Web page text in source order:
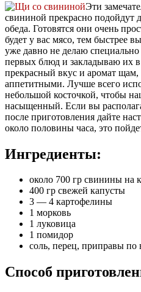
Эти
свининой прекрасно подойдут
обеда. Готовятся они очень
будет у вас мясо, тем быстрее
уже давно не делаю
первых блюд и закладываю их
прекрасный вкус и аромат
аппетитными. Лучше всего
небольшой косточкой, чтобы
насыщенный. Если вы
после приготовления дайте
около половины часа, это
Ингредиенты:
около 700 гр свинины на
400 гр свежей капусты
3 — 4 картофелины
1 морковь
1 луковица
1 помидор
соль, перец, приправы по
Способ